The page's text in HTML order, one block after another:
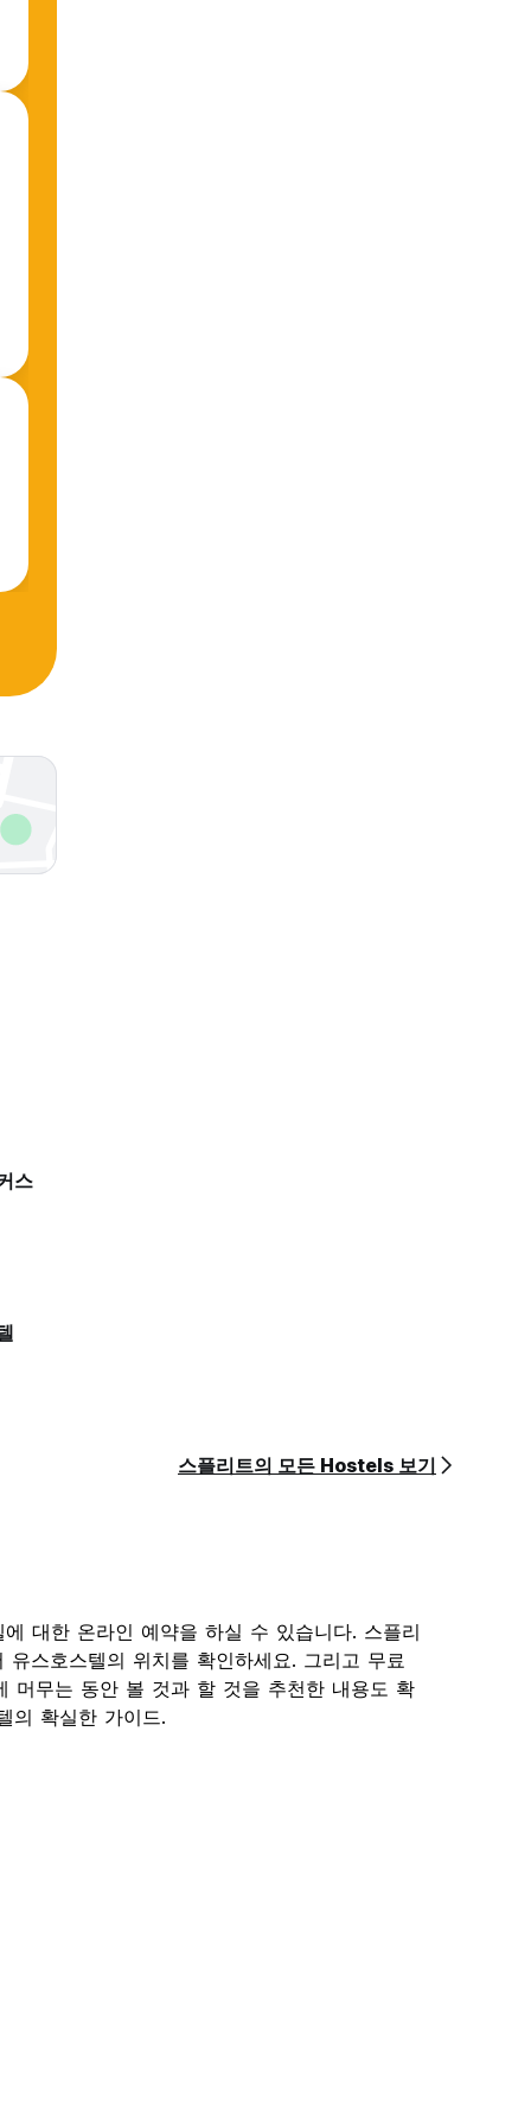
스
스플리트의 모든 Hostels 보기
대한 온라인 예약을 하실 수 있습니다. 스플리
스호스텔의 위치를 확인하세요. 그리고 무료
머무는 동안 볼 것과 할 것을 추천한 내용도 확
의 확실한 가이드.